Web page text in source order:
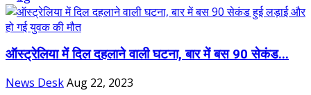
ऑस्ट्रेलिया में दिल दहलाने वाली घटना, बार में बस 90 सेकंड...
News DeskAug 22, 2023